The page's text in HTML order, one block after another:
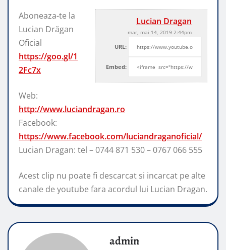
Lucian Dragan
mar, mai 14, 2019 2:44pm
URL:
Embed:
Aboneaza-te la
Lucian Drăgan
Oficial
https://goo.gl/1
2Fc7x
Web:
http://www.luciandragan.ro
Facebook:
https://www.facebook.com/luciandraganoficial/
Lucian Dragan: tel – 0744 871 530 – 0767 066 555
Acest clip nu poate fi descarcat si incarcat pe alte
canale de youtube fara acordul lui Lucian Dragan.
admin